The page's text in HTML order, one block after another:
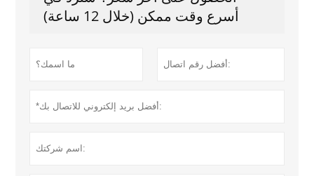
أسرع وقت ممكن (خلال 12 ساعة)